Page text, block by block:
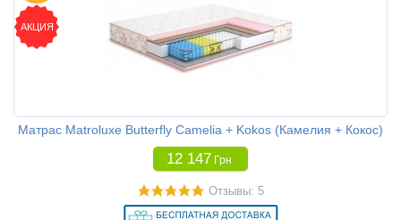
АКЦИЯ
Матрас Matroluxe Butterfly Camelia + Kokos (Камелия + Кокос)
12 147 Грн
Отзывы: 5